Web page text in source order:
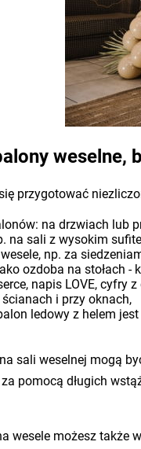
weselne,
przygotować
na drzwiach lub
na sali z wysokim
np. za
ozdoba na stołach -
napis LOVE, cyfry
i przy oknach,
ledowy z helem
sali weselnej mogą
pomocą długich
wesele możesz